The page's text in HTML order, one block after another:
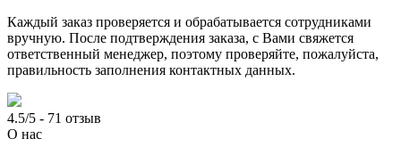
Каждый заказ проверяется и обрабатывается сотрудниками
вручную. После подтверждения заказа, с Вами свяжется
ответственный менеджер, поэтому проверяйте, пожалуйста,
правильность заполнения контактных данных.
4.5/5 - 71 отзыв
О нас